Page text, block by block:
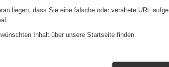
liegen, dass Sie eine falsche oder veraltete URL
Inhalt über unsere Startseite finden.